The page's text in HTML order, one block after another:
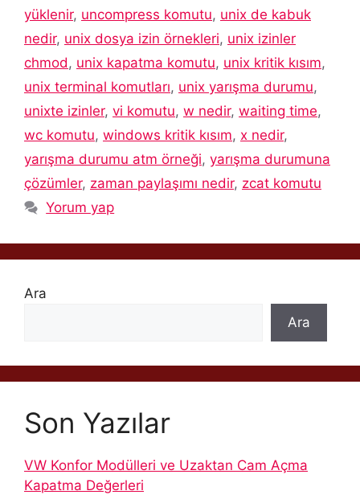
yüklenir, uncompress komutu, unix de kabuk
nedir, unix dosya izin örnekleri, unix izinler
chmod, unix kapatma komutu, unix kritik kısım,
unix terminal komutları, unix yarışma durumu,
unixte izinler, vi komutu, w nedir, waiting time,
wc komutu, windows kritik kısım, x nedir,
yarışma durumu atm örneği, yarışma durumuna
çözümler, zaman paylaşımı nedir, zcat komutu
Yorum yap
Ara
Ara
Son Yazılar
VW Konfor Modülleri ve Uzaktan Cam Açma
Kapatma Değerleri